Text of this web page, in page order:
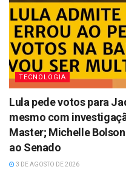
TECNOLOGIA
Lula pede votos para
mesmo com
Master; Michelle
ao Senado
3 DE AGOSTO DE 2026